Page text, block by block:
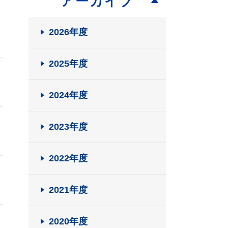
2026年度
2025年度
2024年度
2023年度
2022年度
2021年度
2020年度